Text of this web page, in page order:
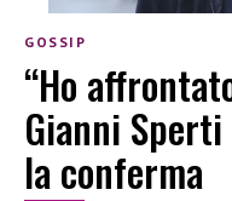
GOSSIP
“Ho
Gianni
la conferma